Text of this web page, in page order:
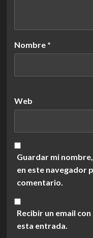
Nombre *
Web
Guardar mi
en este navegador
comentario.
Recibir un email
esta entrada.